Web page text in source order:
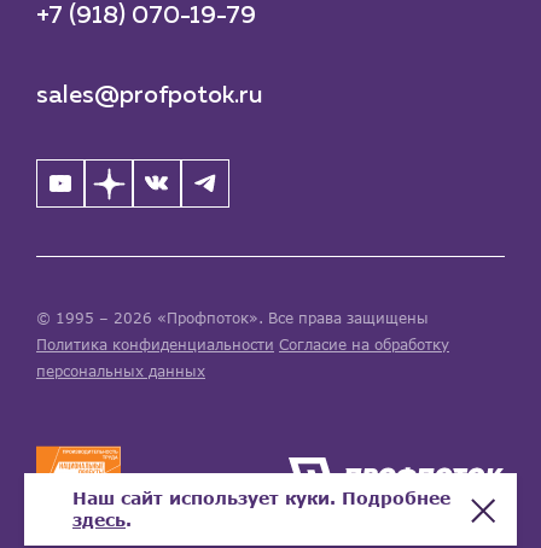
+7 (918) 070-19-79
sales@profpotok.ru
© 1995 – 2026 «Профпоток». Все права защищены
Политика конфиденциальности Согласие на обработку
персональных данных
Наш сайт использует куки. Подробнее
здесь.